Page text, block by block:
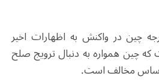
چین در واکنش به اظهارات اخیر
چین همواره به دنبال ترویج صلح
مخالف است.